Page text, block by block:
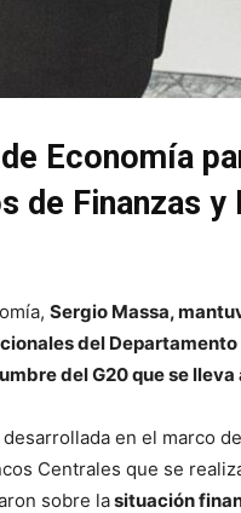
Economía
de Finanzas
Sergio Massa,
del
del G20 que se lleva
en el marco
Centrales que se
sobre lasituación